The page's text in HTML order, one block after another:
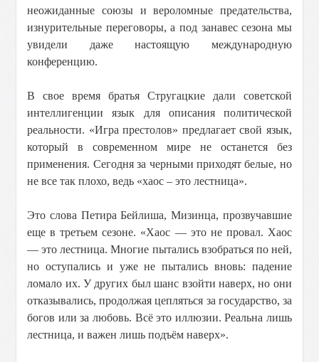
неожиданные союзы и вероломные предательства,
изнурительные переговоры, а под занавес сезона мы
увидели даже настоящую международную
конференцию.
В свое время братья Стругацкие дали советской
интеллигенции язык для описания политической
реальности. «Игра престолов» предлагает свой язык,
который в современном мире не останется без
применения. Сегодня за черными приходят белые, но
не все так плохо, ведь «хаос – это лестница».
Это слова Петира Бейлиша, Мизинца, прозвучавшие
еще в третьем сезоне. «Хаос — это не провал. Хаос
— это лестница. Многие пытались взобраться по ней,
но оступались и уже не пытались вновь: падение
ломало их. У других был шанс взойти наверх, но они
отказывались, продолжая цепляться за государство, за
богов или за любовь. Всё это иллюзии. Реальна лишь
лестница, и важен лишь подъём наверх».